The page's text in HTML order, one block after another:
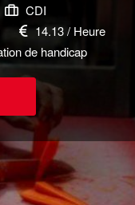
CDI
14.13 / Heure
de handicap